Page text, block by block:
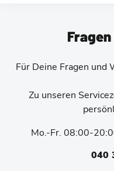
Für Deine Fragen und
Zu unseren
Mo.-Fr. 08:00-
040